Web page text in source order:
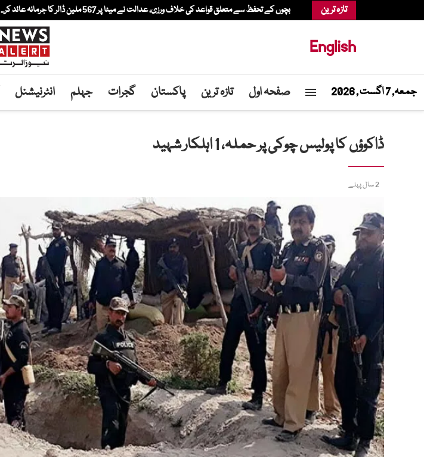
تازہ ترین بچوں کے تحفظ سے متعلق قواعد کی خلاف ورزی، عدالت نے میٹا پر 567 ملین ڈالر کا جرمانہ عائد کر...
English
جمعہ, 7 اگست , 2026 صفحہ اول تازہ ترین پاکستان گجرات جہلم انٹرنیشنل
ڈاکوؤں کا پولیس چوکی پر حملہ، 1 اہلکار شہید
2 سال پہلے